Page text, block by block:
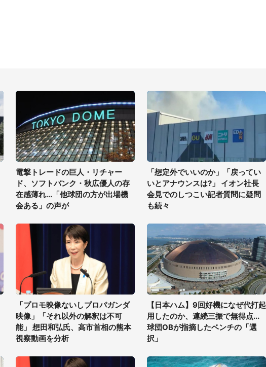
電撃トレードの巨人・リチャー
ド、ソフトバンク・秋広優人の存
在感薄れ...「他球団の方が出場機
会ある」の声が
「想定外でいいのか」「戻ってい
いとアナウンスは?」 イオン社長
会見でのしつこい記者質問に疑問
も続々
「プロモ映像ないしプロパガンダ
映像」「それ以外の解釈は不可
能」 想田和弘氏、高市首相の熊本
視察動画を分析
【日本ハム】9回好機になぜ代打起
用したのか、連続三振で無得点...
球団OBが指摘したベンチの「選
択」